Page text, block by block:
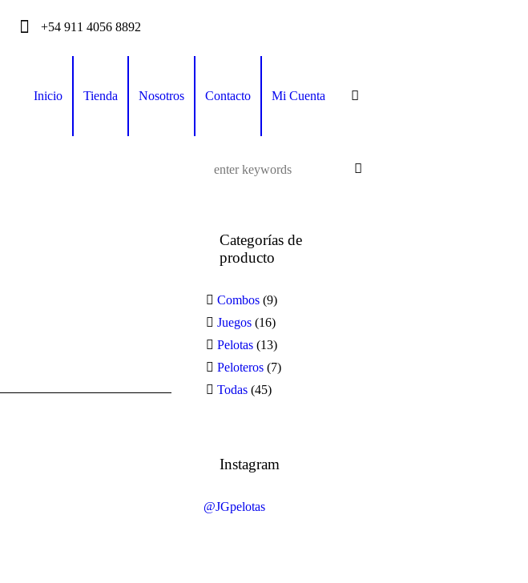
+54 911 4056 8892
Inicio Tienda Nosotros Contacto Mi Cuenta
Categorías de
producto
Combos (9)
Juegos (16)
Pelotas (13)
Peloteros (7)
Todas (45)
Instagram
@JGpelotas